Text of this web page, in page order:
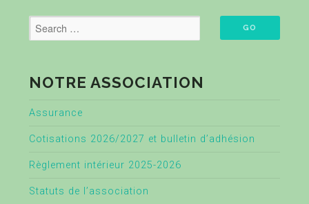
NOTRE ASSOCIATION
Assurance
Cotisations 2026/2027 et bulletin d’adhésion
Règlement intérieur 2025-2026
Statuts de l’association